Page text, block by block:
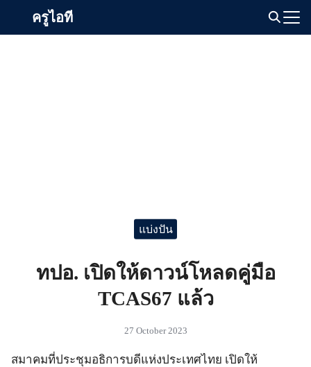
ครูไอที
แบ่งปัน
ทปอ. เปิดให้ดาวน์โหลดคู่มือ
TCAS67 แล้ว
27 October 2023
สมาคมที่ประชุมอธิการบดีแห่งประเทศไทย เปิดให้